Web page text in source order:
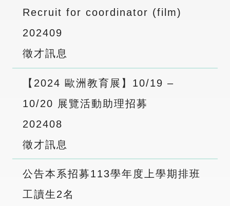
Recruit for coordinator (film)
202409
徵才訊息
【2024 歐洲教育展】10/19 –
10/20 展覽活動助理招募
202408
徵才訊息
公告本系招募113學年度上學期排班
工讀生2名